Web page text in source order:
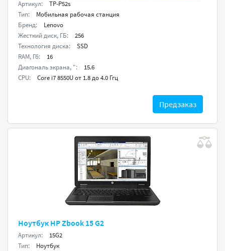
Артикул:
TP-P52s
Тип:
Мобильная рабочая станция
Бренд:
Lenovo
Жесткий диск, ГБ:
256
Технология диска:
SSD
RAM, Гб:
16
Диагональ экрана, ":
15.6
CPU:
Core i7 8550U от 1.8 до 4.0 Ггц
Предзаказ
Ноутбук HP Zbook 15 G2
Артикул:
15G2
Тип:
Ноутбук